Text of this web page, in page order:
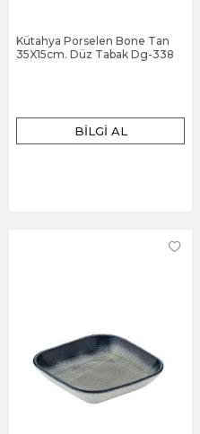
Kütahya Porselen Bone Tan
35X15cm. Düz Tabak Dg-338
BILGI AL